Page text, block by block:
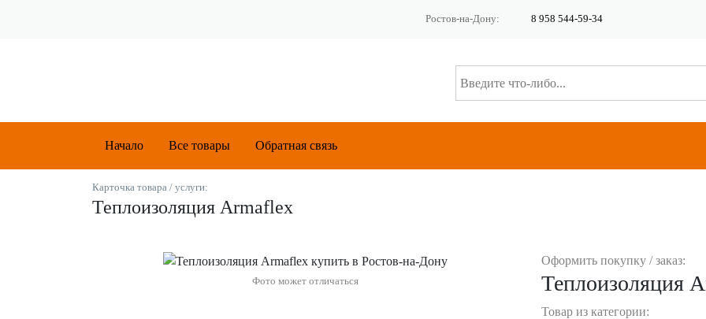
Ростов-на-Дону: 8 958 544-59-34
Начало Все товары Обратная связь
Карточка товара / услуги:
Теплоизоляция Armaflex
Фото может отличаться
Оформить покупку / заказ:
Теплоизоляция
Товар из категории: